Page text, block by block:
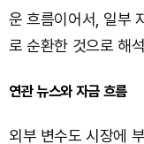
운 흐름이어서, 일부
로 순환한 것으로 해
연관 뉴스와 자금 흐름
외부 변수도 시장에